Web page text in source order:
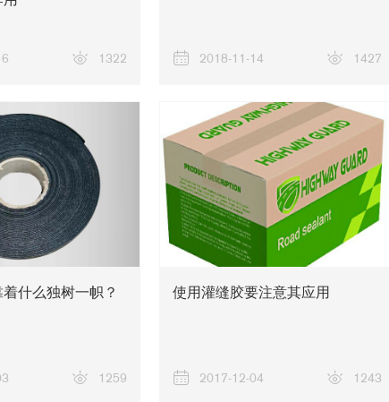
1322 2018-11-14 1427
什么独树一帜？
1259
使用灌缝胶要注意其应用
2017-12-04 1243